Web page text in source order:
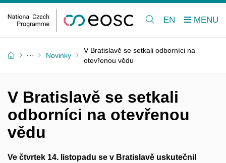
EN
Novinky
V Bratislavě se setkali odborníci na
otevřenou vědu
V Bratislavě se setkali
odborníci na otevřenou
vědu
Ve čtvrtek 14. listopadu se v Bratislavě uskutečnil